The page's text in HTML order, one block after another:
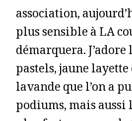
association,
plus sensible à LA
démarquera.
pastels, jaune
lavande que l’on a
podiums, mais aussi